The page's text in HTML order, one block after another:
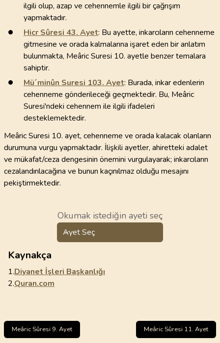
ilgili olup, azap ve cehennemle ilgili bir çağrışım
yapmaktadır.
Hicr Sûresi 43. Ayet: Bu ayette, inkarcıların cehenneme
gitmesine ve orada kalmalarına işaret eden bir anlatım
bulunmakta, Meâric Suresi 10. ayetle benzer temalara
sahiptir.
Mü´minûn Suresi 103. Ayet: Burada, inkar edenlerin
cehenneme gönderileceği geçmektedir. Bu, Meâric
Suresi'ndeki cehennem ile ilgili ifadeleri
desteklemektedir.
Meâric Suresi 10. ayet, cehenneme ve orada kalacak olanların
durumuna vurgu yapmaktadır. İlişkili ayetler, ahiretteki adalet
ve mükafat/ceza dengesinin önemini vurgulayarak; inkarcıların
cezalandırılacağına ve bunun kaçınılmaz olduğu mesajını
pekiştirmektedir.
Okumak istediğin ayeti seç
Ayet Seç
Kaynakça
1.Diyanet İşleri Başkanlığı
2.Quran.com
Meâric Sûresi 9. Ayet Meâric Sûresi 11. Ayet